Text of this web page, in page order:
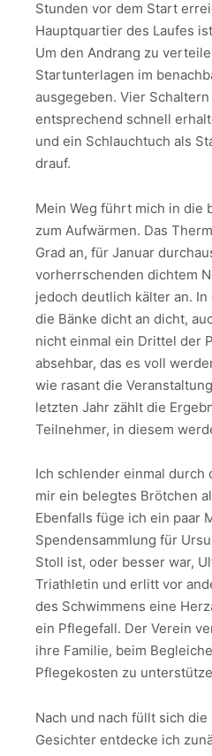
Stunden vor dem Start
Hauptquartier des Laufes
Um den Andrang zu
Startunterlagen im
ausgegeben. Vier
entsprechend schnell
und ein Schlauchtuch als
drauf.
Mein Weg führt mich in die
zum Aufwärmen. Das
Grad an, für Januar
vorherrschenden dichtem
jedoch deutlich kälter an.
die Bänke dicht an dicht,
nicht einmal ein Drittel der
absehbar, das es voll
wie rasant die
letzten Jahr zählt die
Teilnehmer, in diesem
Ich schlender einmal durch
mir ein belegtes Brötchen
Ebenfalls füge ich ein paar
Spendensammlung für
Stoll ist, oder besser war,
Triathletin und erlitt vor
des Schwimmens eine
ein Pflegefall. Der Verein
ihre Familie, beim
Pflegekosten zu
Nach und nach füllt sich die
Gesichter entdecke ich